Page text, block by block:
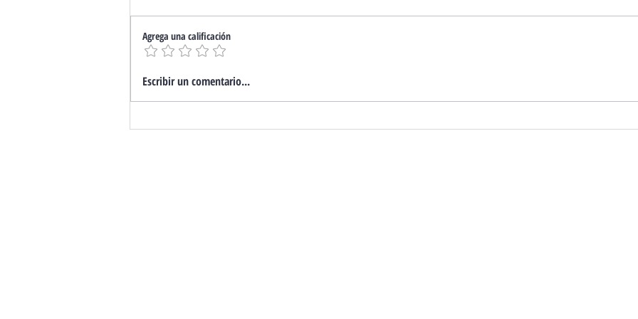
Marcado CE. ¿Qué hacer si
tu Puerta no lo Tiene?
Marcado CE para Puertas
(Versión 9)
Agrega una calificación
Escribir un comentario...